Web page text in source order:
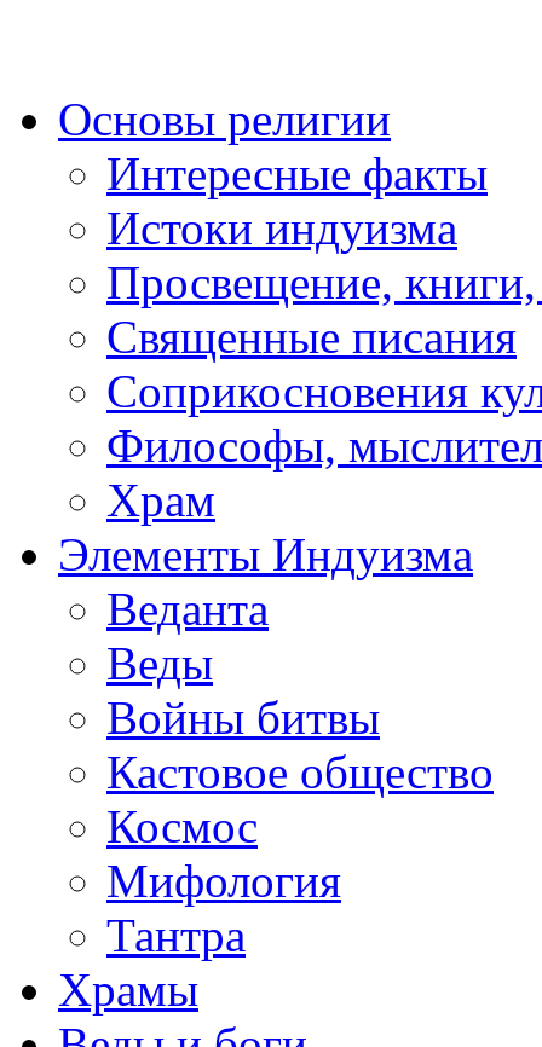
Основы религии
Интересные факты
Истоки индуизма
Просвещение, книги,
Священные писания
Соприкосновения
Философы,
Храм
Элементы Индуизма
Веданта
Веды
Войны битвы
Кастовое общество
Космос
Мифология
Тантра
Храмы